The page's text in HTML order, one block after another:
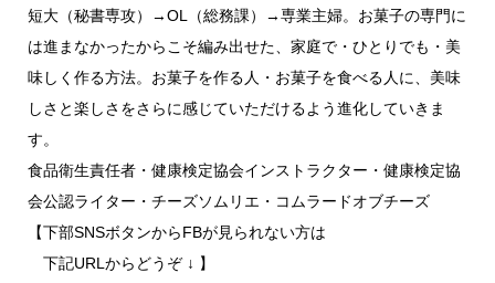
短大（秘書専攻）→OL（総務課）→専業主婦。お菓子の専門に
は進まなかったからこそ編み出せた、家庭で・ひとりでも・美
味しく作る方法。お菓子を作る人・お菓子を食べる人に、美味
しさと楽しさをさらに感じていただけるよう進化していきま
す。
食品衛生責任者・健康検定協会インストラクター・健康検定協
会公認ライター・チーズソムリエ・コムラードオブチーズ
【下部SNSボタンからFBが見られない方は
下記URLからどうぞ ↓ 】